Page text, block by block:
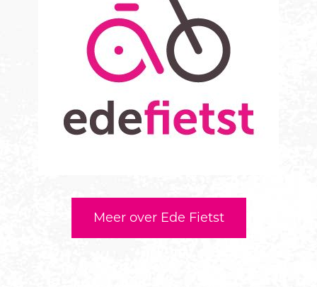
Meer over Ede Fietst